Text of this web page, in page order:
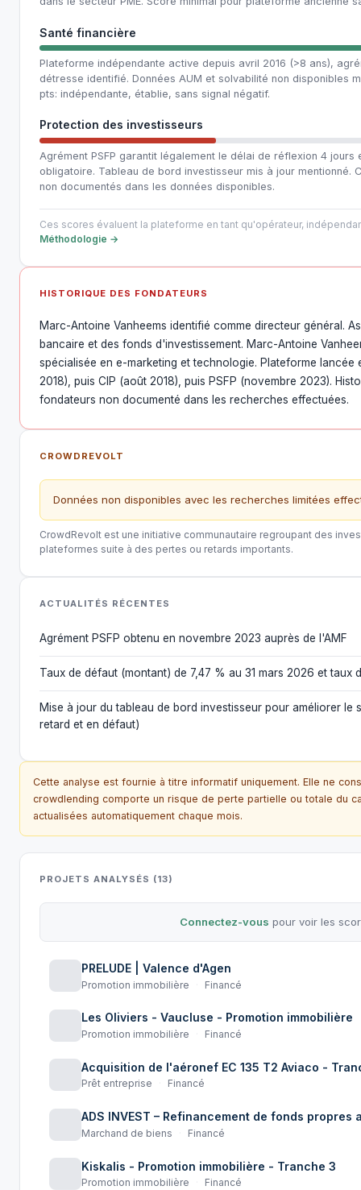
Santé financière
Plateforme indépendante active depuis avril 2016 (>8 ans),
détresse identifié. Données AUM et solvabilité non disponibles
pts: indépendante, établie, sans signal négatif.
Protection des investisseurs
Agrément PSFP garantit légalement le délai de réflexion 4
obligatoire. Tableau de bord investisseur mis à jour mentionné.
non documentés dans les données disponibles.
Ces scores évaluent la plateforme en tant qu'opérateur,
Méthodologie →
HISTORIQUE DES FONDATEURS
Marc-Antoine Vanheems identifié comme directeur général.
bancaire et des fonds d'investissement. Marc-Antoine
spécialisée en e-marketing et technologie. Plateforme lancée
2018), puis CIP (août 2018), puis PSFP (novembre 2023).
fondateurs non documenté dans les recherches effectuées.
CROWDREVOLT
Données non disponibles avec les recherches limitées
CrowdRevolt est une initiative communautaire regroupant des
plateformes suite à des pertes ou retards importants.
ACTUALITÉS RÉCENTES
Agrément PSFP obtenu en novembre 2023 auprès de l'AMF
Taux de défaut (montant) de 7,47 % au 31 mars 2026 et taux
Mise à jour du tableau de bord investisseur pour améliorer le
retard et en défaut)
Cette analyse est fournie à titre informatif uniquement. Elle ne
crowdlending comporte un risque de perte partielle ou totale du
actualisées automatiquement chaque mois.
PROJETS ANALYSÉS (13)
Connectez-vous pour voir les
PRELUDE | Valence d'Agen
Promotion immobilière Financé
Les Oliviers - Vaucluse - Promotion immobilière
Promotion immobilière Financé
Acquisition de l'aéronef EC 135 T2 Aviaco -
Prêt entreprise Financé
ADS INVEST – Refinancement de fonds
Marchand de biens Financé
Kiskalis - Promotion immobilière - Tranche 3
Promotion immobilière Financé